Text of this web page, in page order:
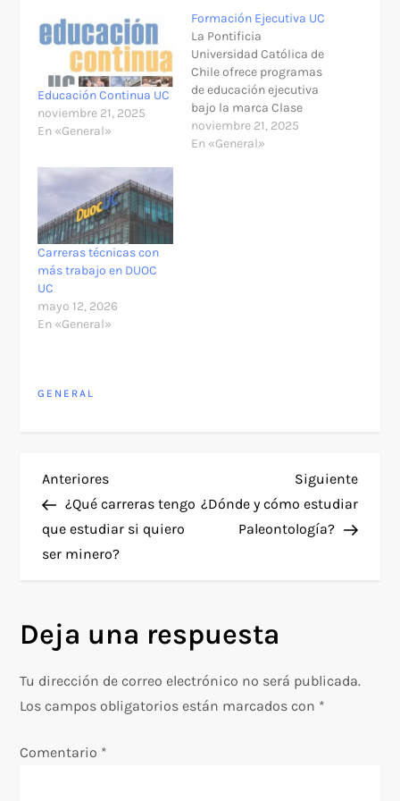
Educación Continua UC
noviembre 21, 2025
En «General»
Formación Ejecutiva UC
La Pontificia
Universidad Católica de
Chile ofrece programas
de educación ejecutiva
bajo la marca Clase
Ejecutiva UC, una
iniciativa de educación
noviembre 21, 2025
En «General»
Carreras técnicas con
más trabajo en DUOC
UC
mayo 12, 2026
En «General»
GENERAL
N
a
v
g
a
Entrada
anterior
Anteriores
¿Qué carreras tengo
que estudiar si quiero
ser minero?
Siguiente
¿Dónde y cómo estudiar
Paleontología?
Deja una respuesta
Tu dirección de correo electrónico no será publicada.
Los campos obligatorios están marcados con *
Comentario *